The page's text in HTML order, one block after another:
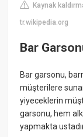
Kaynak
tr.wikipedia.org
Bar
Bar garsonu,
müşterilere
yiyeceklerin
garsonu, hem
yapmakta